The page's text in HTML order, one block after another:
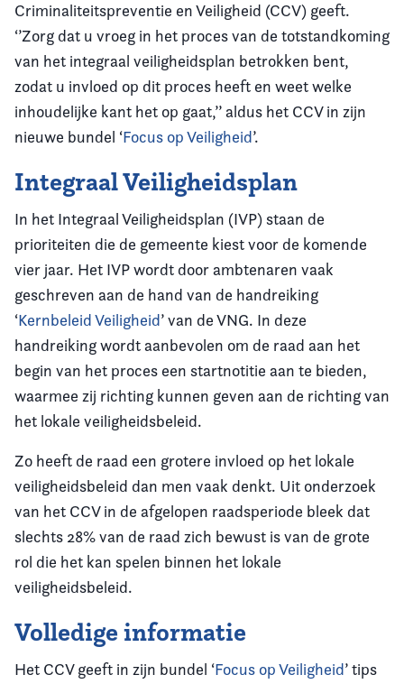
Criminaliteitspreventie en Veiligheid (CCV) geeft.
‘’Zorg dat u vroeg in het proces van de totstandkoming
van het integraal veiligheidsplan betrokken bent,
zodat u invloed op dit proces heeft en weet welke
inhoudelijke kant het op gaat,’’ aldus het CCV in zijn
nieuwe bundel ‘Focus op Veiligheid’.
Integraal Veiligheidsplan
In het Integraal Veiligheidsplan (IVP) staan de
prioriteiten die de gemeente kiest voor de komende
vier jaar. Het IVP wordt door ambtenaren vaak
geschreven aan de hand van de handreiking
‘Kernbeleid Veiligheid’ van de VNG. In deze
handreiking wordt aanbevolen om de raad aan het
begin van het proces een startnotitie aan te bieden,
waarmee zij richting kunnen geven aan de richting van
het lokale veiligheidsbeleid.
Zo heeft de raad een grotere invloed op het lokale
veiligheidsbeleid dan men vaak denkt. Uit onderzoek
van het CCV in de afgelopen raadsperiode bleek dat
slechts 28% van de raad zich bewust is van de grote
rol die het kan spelen binnen het lokale
veiligheidsbeleid.
Volledige informatie
Het CCV geeft in zijn bundel ‘Focus op Veiligheid’ tips